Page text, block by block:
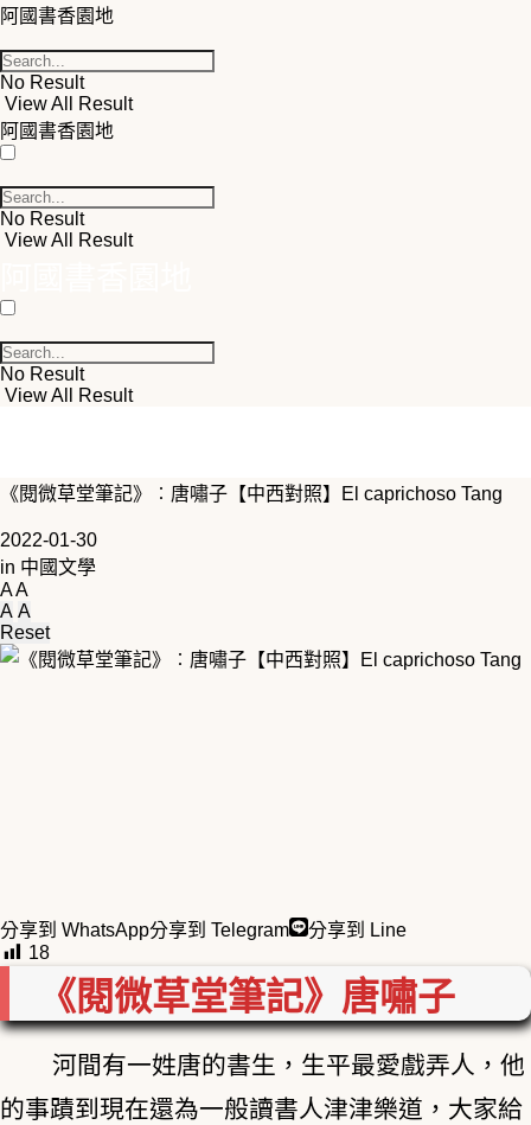
阿國書香園地
No Result
View All Result
阿國書香園地
No Result
View All Result
No Result
View All Result
《閱微草堂筆記》︰唐嘯子【中西對照】El caprichoso Tang
2022-01-30
in 中國文學
AA
A A
Reset
分享到 WhatsApp分享到 Telegram
分享到 Line
18
《閱微草堂筆記》唐嘯子
河間有一姓唐的書生，生平最愛戲弄人，他
的事蹟到現在還為一般讀書人津津樂道，大家給